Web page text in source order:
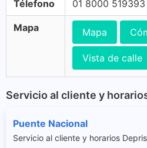
Télefono 01 8000 519393
Mapa Mapa
Vista de calle
Servicio al cliente y
Puente Nacional
Servicio al cliente y horarios